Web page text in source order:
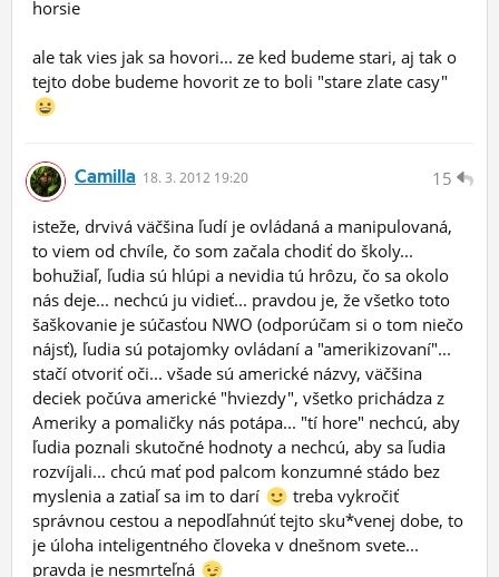
horsie
ale tak vies jak sa hovori... ze ked budeme stari, aj tak o
tejto dobe budeme hovorit ze to boli "stare zlate casy"
15
Camilla 18. 3. 2012 19:20
isteže, drvivá väčšina ľudí je ovládaná a manipulovaná,
to viem od chvíle, čo som začala chodiť do školy...
bohužiaľ, ľudia sú hlúpi a nevidia tú hrôzu, čo sa okolo
nás deje... nechcú ju vidieť... pravdou je, že všetko toto
šaškovanie je súčasťou NWO (odporúčam si o tom niečo
nájsť), ľudia sú potajomky ovládaní a "amerikizovaní"...
stačí otvoriť oči... všade sú americké názvy, väčšina
deciek počúva americké "hviezdy", všetko prichádza z
Ameriky a pomaličky nás potápa... "tí hore" nechcú, aby
ľudia poznali skutočné hodnoty a nechcú, aby sa ľudia
rozvíjali... chcú mať pod palcom konzumné stádo bez
myslenia a zatiaľ sa im to darí
treba vykročiť
správnou cestou a nepodľahnúť tejto sku*venej dobe, to
je úloha inteligentného človeka v dnešnom svete...
pravda je nesmrteľná